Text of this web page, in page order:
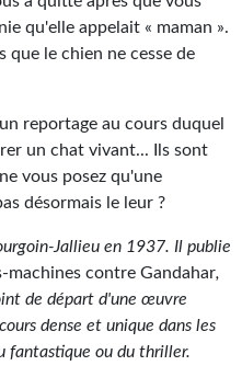
qu'elle appelait « maman ».
que le chien ne cesse de
reportage au cours duquel
un chat vivant... Ils sont
vous posez qu'une
désormais le leur ?
Jallieu en 1937. Il publie
machines contre Gandahar,
de départ d'une œuvre
dense et unique dans les
fantastique ou du thriller.